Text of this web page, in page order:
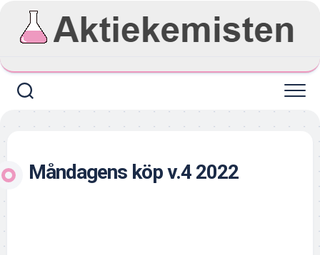
content
Måndagens köp v.4 2022